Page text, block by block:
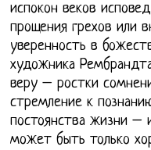
испокон веков
прощения грехов или
уверенность в
художника
веру – ростки
стремление к
постоянства жизни –
может быть только